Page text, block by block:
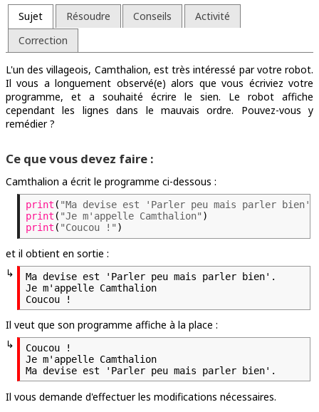
Sujet Résoudre Conseils
Activité
Correction
L'un des villageois, Camthalion, est très intéressé par votre robot.
Il vous a longuement observé(e) alors que vous écriviez votre
programme, et a souhaité écrire le sien. Le robot affiche
cependant les lignes dans le mauvais ordre. Pouvez-vous y
remédier ?
Ce que vous devez faire :
Camthalion a écrit le programme ci-dessous :
print ( "Ma devise est 'Parler peu mais parler
print ( "Je m'appelle Camthalion" )
print ( "Coucou !" )
et il obtient en sortie :
↳
Ma devise est 'Parler peu mais parler bien'.
Je m'appelle Camthalion
Il veut que son programme affiche à la place :
↳
Coucou !
Je m'appelle Camthalion
Il vous demande d'effectuer les modifications nécessaires.